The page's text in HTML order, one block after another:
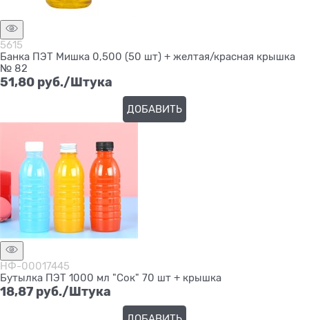
5615
Банка ПЭТ Мишка 0,500 (50 шт) + желтая/красная крышка
№ 82
51,80 руб./Штука
ДОБАВИТЬ
НФ-00017445
Бутылка ПЭТ 1000 мл "Сок" 70 шт + крышка
18,87 руб./Штука